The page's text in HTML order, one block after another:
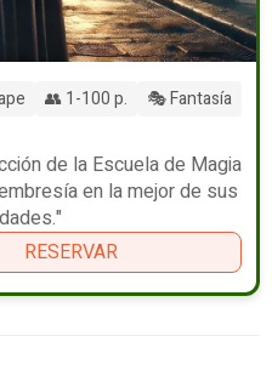
👥 1-100 p.
🎭 Fantasía
de la Escuela de Magia
en la mejor de sus
RESERVAR